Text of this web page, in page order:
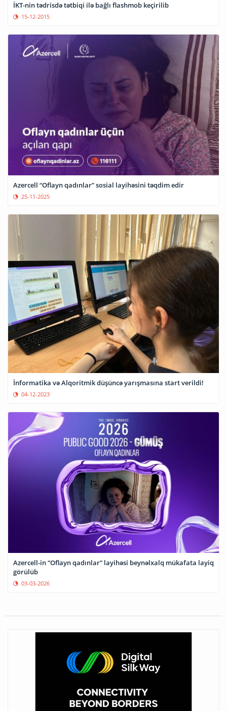
İKT-nin tədrisdə tətbiqi ilə bağlı flashmob keçirilib
15-12-2015
Azercell “Oflayn qadınlar” sosial layihəsini təqdim edir
25-11-2025
İnformatika və Alqoritmik düşüncə yarışmasına start verildi!
04-12-2023
Azercell-in “Oflayn qadınlar” layihəsi beynəlxalq mükafata layiq
görülüb
03-03-2026